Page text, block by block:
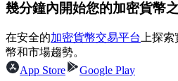
幾分鐘內開始您的加密貨幣
在安全的加密貨幣交易平台 上探
幣和市場趨勢。
App Store
Google Play